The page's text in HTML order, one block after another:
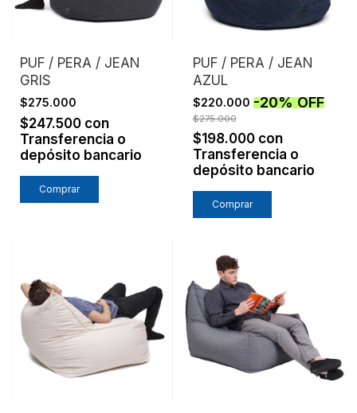
PUF / PERA / JEAN
GRIS
$275.000
$247.500 con
Transferencia o
depósito bancario
PUF / PERA / JEAN
AZUL
$220.000 -20%OFF
$275.000
$198.000 con
Transferencia o
depósito bancario